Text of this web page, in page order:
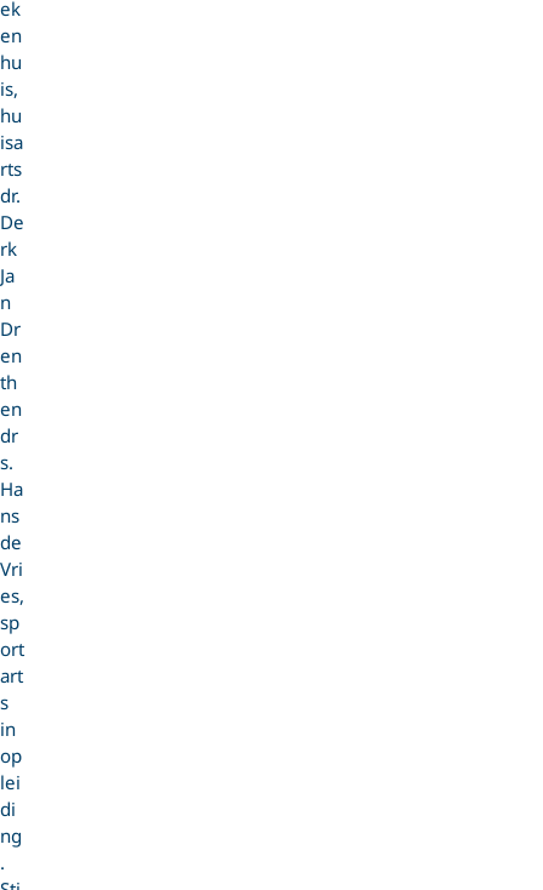
ek
en
hu
is,
hu
isa
rts
dr.
De
rk
Ja
n
Dr
en
th
en
dr
s.
Ha
ns
de
Vri
es,
sp
ort
art
s
in
op
lei
di
ng
.